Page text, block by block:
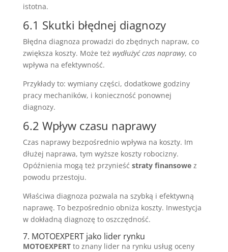
istotna.
6.1 Skutki błędnej diagnozy
Błędna diagnoza prowadzi do zbędnych napraw, co
zwiększa koszty. Może też wydłużyć czas naprawy, co
wpływa na efektywność.
Przykłady to: wymiany części, dodatkowe godziny
pracy mechaników, i konieczność ponownej
diagnozy.
6.2 Wpływ czasu naprawy
Czas naprawy bezpośrednio wpływa na koszty. Im
dłużej naprawa, tym wyższe koszty robocizny.
Opóźnienia mogą też przynieść straty finansowez
powodu przestoju.
Właściwa diagnoza pozwala na szybką i efektywną
naprawę. To bezpośrednio obniża koszty. Inwestycja
w dokładną diagnozę to oszczędność.
7. MOTOEXPERT jako lider rynku
MOTOEXPERTto znany lider na rynku usług oceny